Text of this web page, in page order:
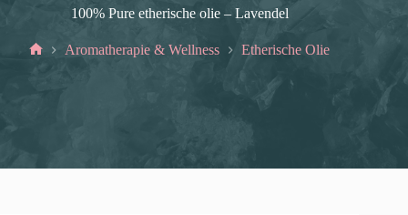
100% Pure etherische olie – Lavendel
Aromatherapie & Wellness Etherische Olie